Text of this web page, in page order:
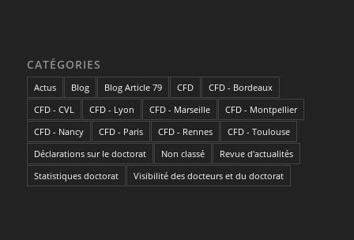
CATÉGORIES
Actus Blog Blog Article 79 CFD
CFD - Bordeaux
CFD - CVL
CFD - Lyon CFD - Marseille
CFD - Montpellier
CFD - Nancy
CFD - Paris CFD - Rennes
CFD - Toulouse
Déclarations sur le doctorat
Non classé
Revue d'actualités
Statistiques doctorat
Visibilité des docteurs et du doctorat